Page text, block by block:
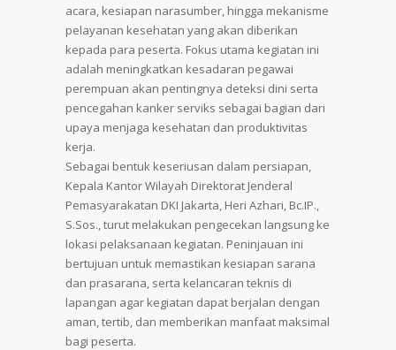
acara, kesiapan narasumber, hingga mekanisme
pelayanan kesehatan yang akan diberikan
kepada para peserta. Fokus utama kegiatan ini
adalah meningkatkan kesadaran pegawai
perempuan akan pentingnya deteksi dini serta
pencegahan kanker serviks sebagai bagian dari
upaya menjaga kesehatan dan produktivitas
kerja.
Sebagai bentuk keseriusan dalam persiapan,
Kepala Kantor Wilayah Direktorat Jenderal
Pemasyarakatan DKI Jakarta, Heri Azhari, Bc.IP.,
S.Sos., turut melakukan pengecekan langsung ke
lokasi pelaksanaan kegiatan. Peninjauan ini
bertujuan untuk memastikan kesiapan sarana
dan prasarana, serta kelancaran teknis di
lapangan agar kegiatan dapat berjalan dengan
aman, tertib, dan memberikan manfaat maksimal
bagi peserta.